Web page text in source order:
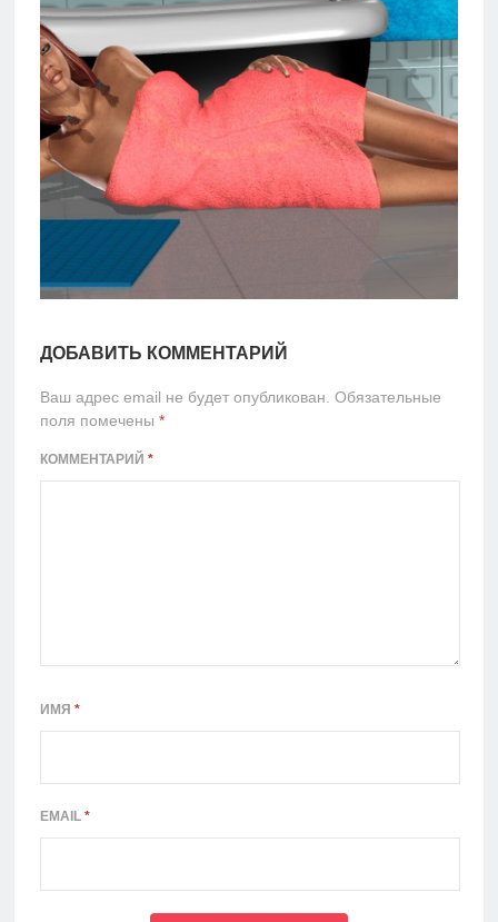
Культовые
игры
ДОБАВИТЬ КОММЕНТАРИЙ
Ваш адрес email не будет опубликован. Обязательные
поля помечены *
КОММЕНТАРИЙ *
ИМЯ *
EMAIL *